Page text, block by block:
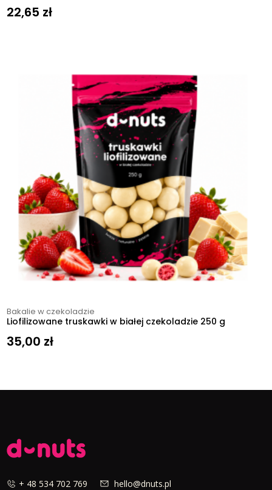
22,65 zł
Bakalie w czekoladzie
Liofilizowane truskawki w białej czekoladzie 250 g
35,00 zł
+ 48 534 702 769 hello@dnuts.pl